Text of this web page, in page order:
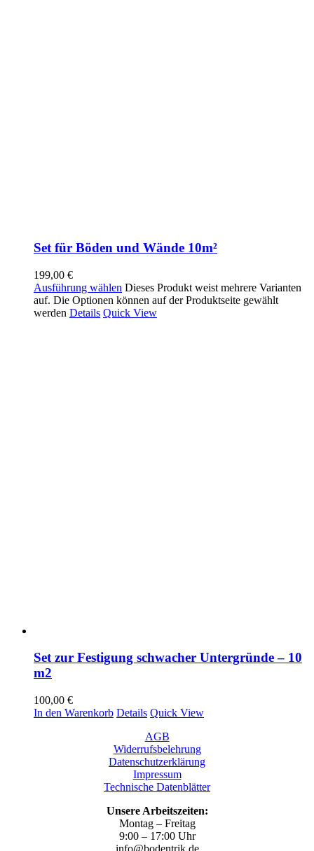
Set für Böden und Wände 10m²
199,00 €
Ausführung wählen Dieses Produkt weist mehrere Varianten
auf. Die Optionen können auf der Produktseite gewählt
werden Details Quick View
Set zur Festigung schwacher Untergründe – 10
m2
100,00 €
In den Warenkorb Details Quick View
AGB
Widerrufsbelehrung
Datenschutzerklärung
Impressum
Technische Datenblätter
Unsere Arbeitszeiten:
Montag – Freitag
9:00 – 17:00 Uhr
info@bodentrik.de